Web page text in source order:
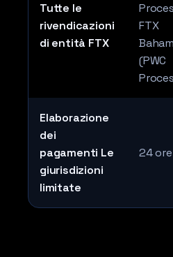
Tutte le
rivendicazioni
di entità FTX
FTX
(PWC
Elaborazione
dei
pagamenti Le
giurisdizioni
limitate
24 ore